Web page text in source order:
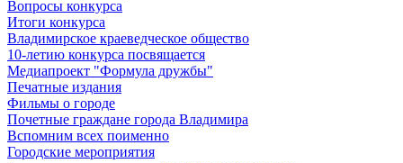
Вопросы конкурса
Итоги конкурса
Владимирское краеведческое общество
10-летию конкурса посвящается
Медиапроект "Формула дружбы"
Печатные издания
Фильмы о городе
Почетные граждане города Владимира
Вспомним всех поименно
Городские мероприятия